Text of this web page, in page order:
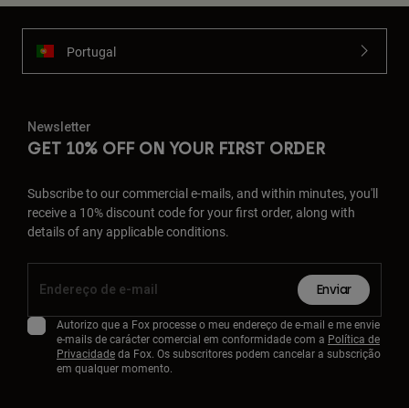
Portugal
Newsletter
GET 10% OFF ON YOUR FIRST ORDER
Subscribe to our commercial e-mails, and within minutes, you'll
receive a 10% discount code for your first order, along with
details of any applicable conditions.
Enviar
Autorizo que a Fox processe o meu endereço de e-mail e me envie
e-mails de carácter comercial em conformidade com a Política de
Privacidadeda Fox. Os subscritores podem cancelar a subscrição
em qualquer momento.